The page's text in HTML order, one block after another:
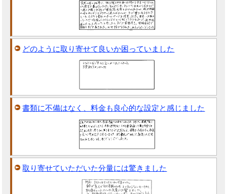
どのように取り寄せて良いか困っていました
書類に不備はなく、料金も良心的な設定と感じました
取り寄せていただいた分量には驚きました